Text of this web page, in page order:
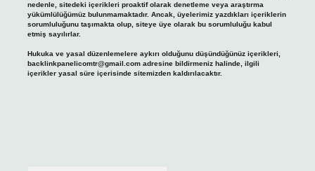
nedenle, sitedeki içerikleri proaktif olarak denetleme veya araştırma
yükümlülüğümüz bulunmamaktadır. Ancak, üyelerimiz yazdıkları içeriklerin
sorumluluğunu taşımakta olup, siteye üye olarak bu sorumluluğu kabul
etmiş sayılırlar.
Hukuka ve yasal düzenlemelere aykırı olduğunu düşündüğünüz içerikleri,
backlinkpanelicomtr@gmail.comadresine bildirmeniz halinde, ilgili
içerikler yasal süre içerisinde sitemizden kaldırılacaktır.